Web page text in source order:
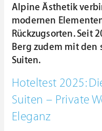
Alpine Ästhetik
modernen
Rückzugsorten. Seit
Berg zudem mit den
Suiten.
Hoteltest 2025:
Suiten – Private
Eleganz